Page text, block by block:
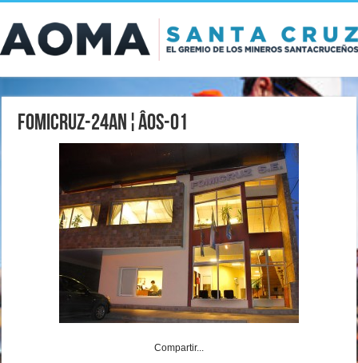
Fomicruz-24an¦âos-01
Compartir...